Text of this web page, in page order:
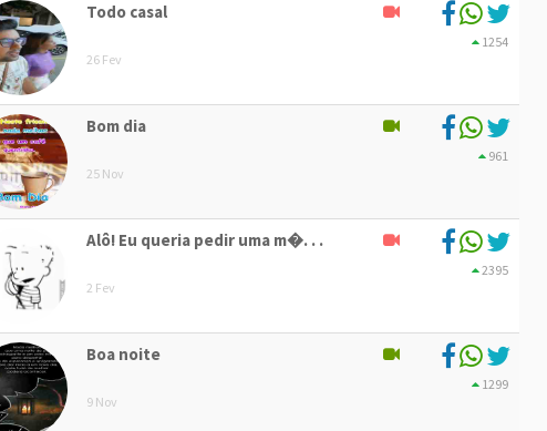
Todo casal
26 Fev
1254
Bom dia
25 Nov
961
Alô! Eu queria pedir uma m�. . .
2 Fev
2395
Boa noite
9 Nov
1299